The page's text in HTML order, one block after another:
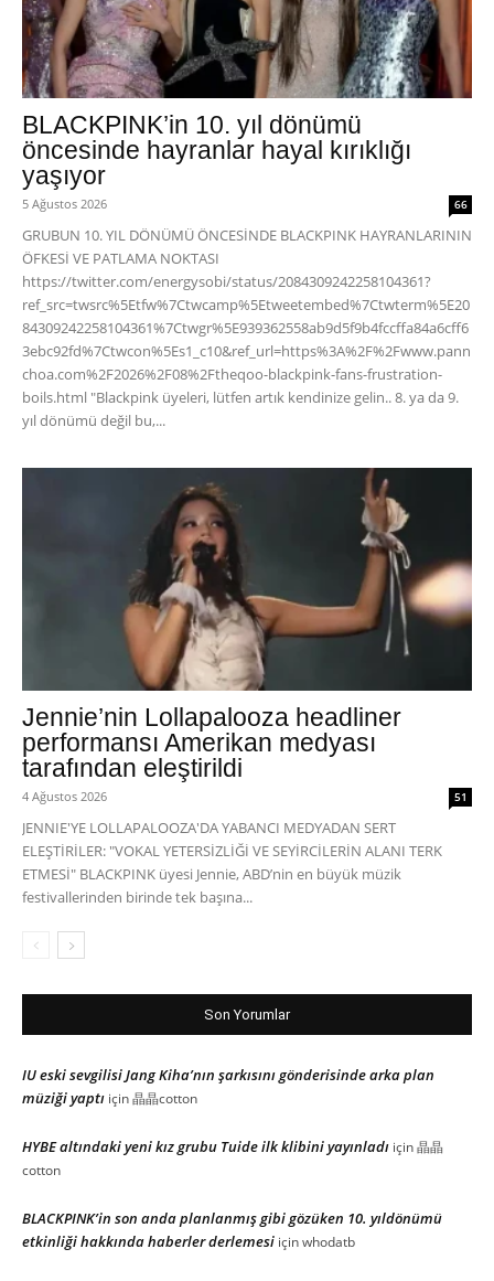
BLACKPINK’in 10. yıl dönümü
öncesinde hayranlar hayal kırıklığı
yaşıyor
5 Ağustos 2026 66
GRUBUN 10. YIL DÖNÜMÜ ÖNCESİNDE BLACKPINK HAYRANLARININ
ÖFKESİ VE PATLAMA NOKTASI
https://twitter.com/energysobi/status/2084309242258104361?
ref_src=twsrc%5Etfw%7Ctwcamp%5Etweetembed%7Ctwterm%5E20
84309242258104361%7Ctwgr%5E939362558ab9d5f9b4fccffa84a6cff6
3ebc92fd%7Ctwcon%5Es1_c10&ref_url=https%3A%2F%2Fwww.pann
choa.com%2F2026%2F08%2Ftheqoo-blackpink-fans-frustration-
boils.html "Blackpink üyeleri, lütfen artık kendinize gelin.. 8. ya da 9.
yıl dönümü değil bu,...
Jennie’nin Lollapalooza headliner
performansı Amerikan medyası
tarafından eleştirildi
4 Ağustos 2026 51
JENNIE'YE LOLLAPALOOZA'DA YABANCI MEDYADAN SERT
ELEŞTİRİLER: "VOKAL YETERSİZLİĞİ VE SEYİRCİLERİN ALANI TERK
ETMESİ" BLACKPINK üyesi Jennie, ABD’nin en büyük müzik
festivallerinden birinde tek başına...
Son Yorumlar
IU eski sevgilisi Jang Kiha’nın şarkısını gönderisinde arka plan
müziği yaptı için晶晶cotton
HYBE altındaki yeni kız grubu Tuide ilk klibini yayınladı için晶晶
cotton
BLACKPINK’in son anda planlanmış gibi gözüken 10. yıldönümü
etkinliği hakkında haberler derlemesi içinwhodatb